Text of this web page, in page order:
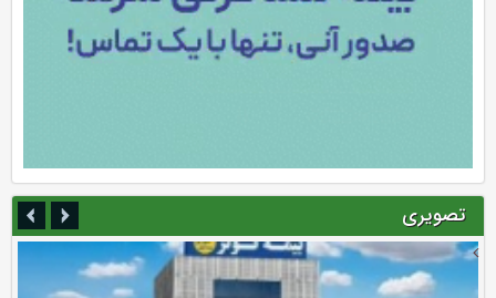
تصویری